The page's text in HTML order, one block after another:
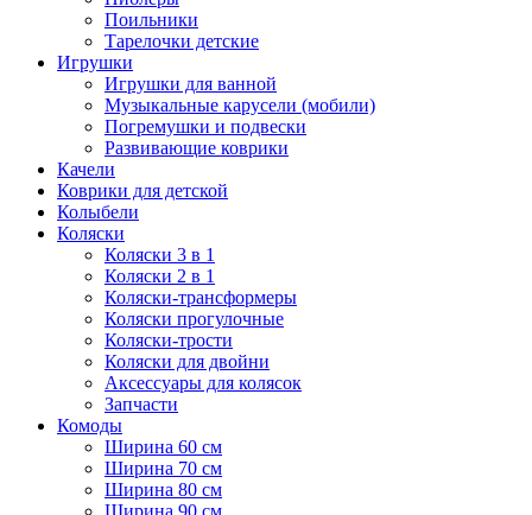
Поильники
Тарелочки детские
Игрушки
Игрушки для ванной
Музыкальные карусели (мобили)
Погремушки и подвески
Развивающие коврики
Качели
Коврики для детской
Колыбели
Коляски
Коляски 3 в 1
Коляски 2 в 1
Коляски-трансформеры
Коляски прогулочные
Коляски-трости
Коляски для двойни
Аксессуары для колясок
Запчасти
Комоды
Ширина 60 см
Ширина 70 см
Ширина 80 см